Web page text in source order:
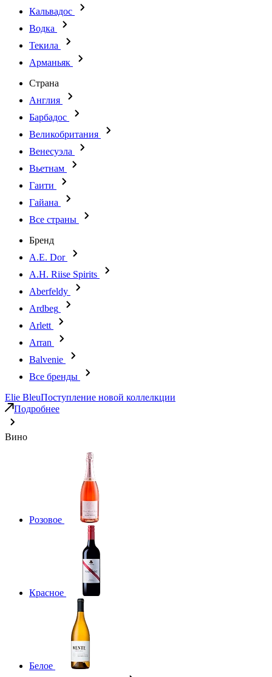
Кальвадос
Водка
Текила
Арманьяк
Страна
Англия
Барбадос
Великобритания
Венесуэла
Вьетнам
Гаити
Гайана
Все страны
Бренд
A.E. Dor
A.H. Riise Spirits
Aberfeldy
Ardbeg
Arlett
Arran
Balvenie
Все бренды
Elie BleuПоступление новой коллелкции
Подробнее
Вино
Розовое
Красное
Белое